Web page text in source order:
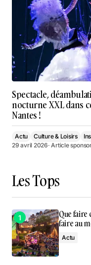
Spectacle,
nocturne XXL dans
Nantes !
Actu Culture & Loisirs
29 avril 2026· Article
Les Tops
Que faire
faire au
Actu